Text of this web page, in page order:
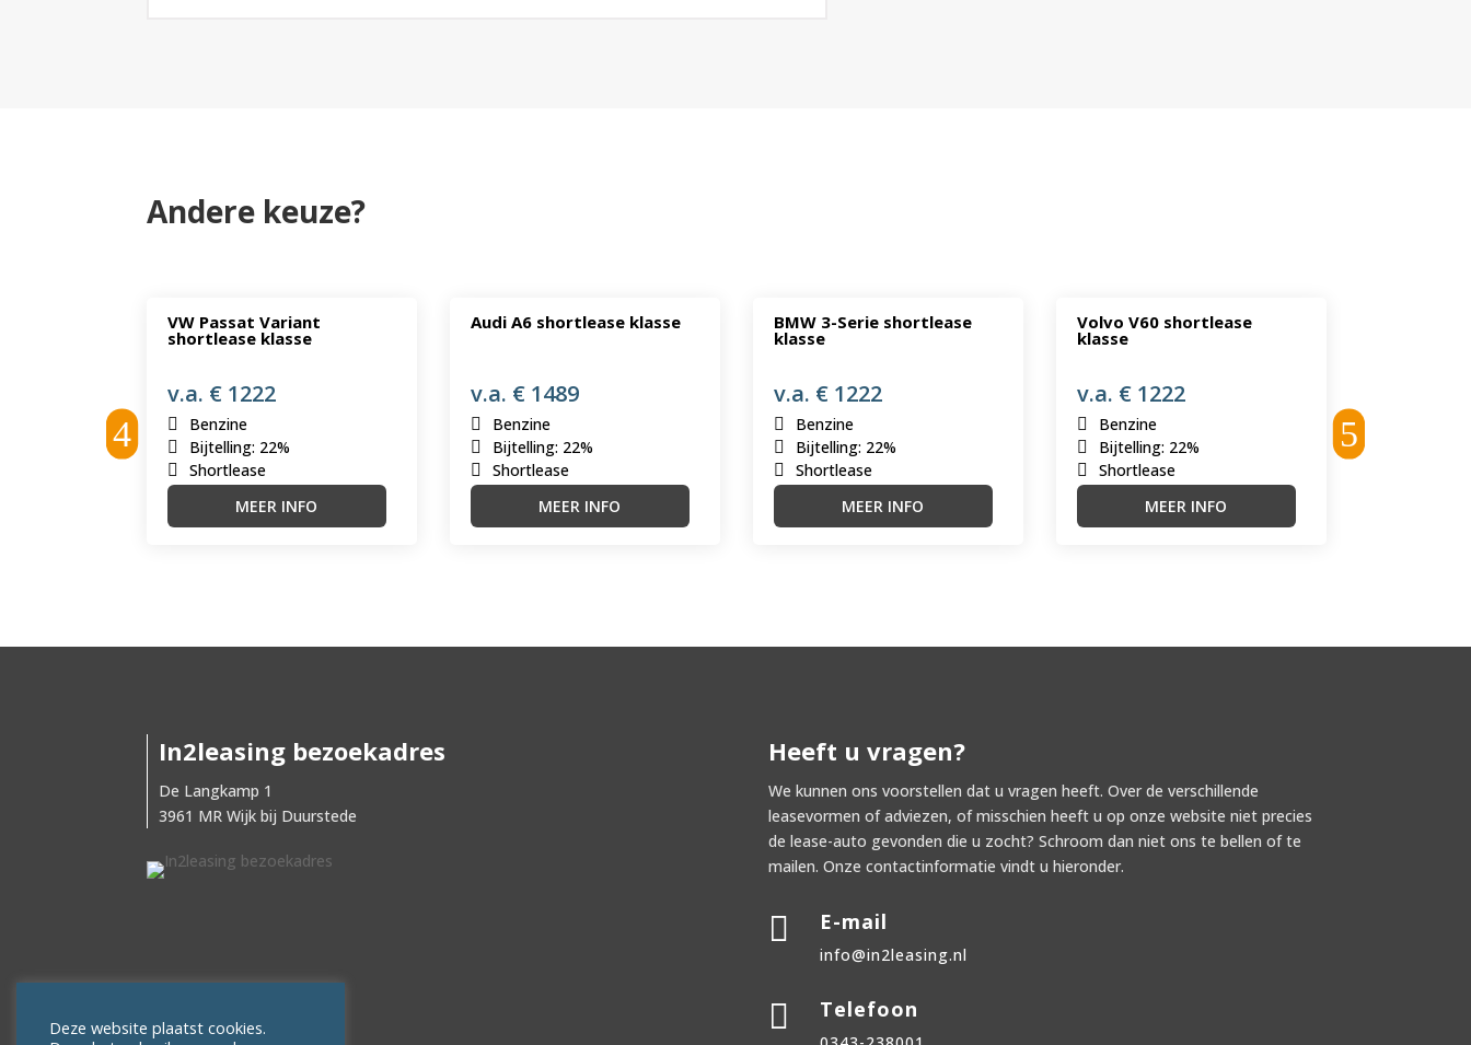
Andere keuze?
VW Passat Variant
shortlease klasse
v.a. € 1222
Benzine
Bijtelling: 22%
Shortlease
MEER INFO
Audi A6 shortlease klasse
v.a. € 1489
Benzine
Bijtelling: 22%
Shortlease
MEER INFO
BMW 3-Serie shortlease
klasse
v.a. € 1222
Benzine
Bijtelling: 22%
Shortlease
MEER INFO
Volvo V60 shortlease
klasse
v.a. € 1222
Benzine
Bijtelling: 22%
Shortlease
MEER INFO
In2leasing bezoekadres
De Langkamp 1
3961 MR Wijk bij Duurstede
Heeft u vragen?
We kunnen ons voorstellen dat u vragen heeft. Over de verschillende
leasevormen of adviezen, of misschien heeft u op onze website niet precies
de lease-auto gevonden die u zocht? Schroom dan niet ons te bellen of te
mailen. Onze contactinformatie vindt u hieronder.
 E-mail
info@in2leasing.nl
 Telefoon
Deze website plaatst cookies.